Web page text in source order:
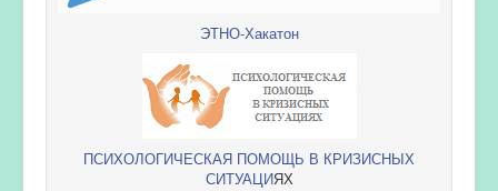
ЭТНО-Хакатон
ПСИХОЛОГИЧЕСКАЯ ПОМОЩЬ В КРИЗИСНЫХ
СИТУАЦИЯХ